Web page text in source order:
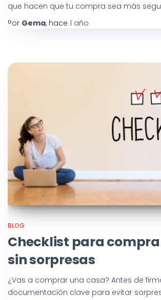
que hacen que tu compra sea más
Por Gema, hace 1 año
BLOG
Checklist para
sin sorpresas
¿Vas a comprar una casa? Antes de
documentación clave para evitar